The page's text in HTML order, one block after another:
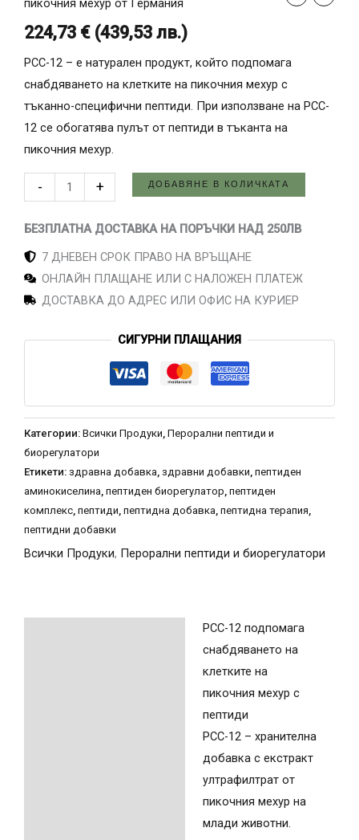
пикочния мехур от Германия
224,73 € (439,53 лв.)
PCC-12 – е натурален продукт, който подпомага
снабдяването на клетките на пикочния мехур с
тъканно-специфични пептиди. При използване на PCC-
12 се обогатява пулът от пептиди в тъканта на
пикочния мехур.
-
PCC-
12
-
Клетъчно
възтановяване
на
мехур
Германия
+ ДОБАВЯНЕ В КОЛИЧКАТА
БЕЗПЛАТНА ДОСТАВКА НА ПОРЪЧКИ НАД 250ЛВ
7 ДНЕВЕН СРОК ПРАВО НА ВРЪЩАНЕ
ОНЛАЙН ПЛАЩАНЕ ИЛИ С НАЛОЖЕН ПЛАТЕЖ
ДОСТАВКА ДО АДРЕС ИЛИ ОФИС НА КУРИЕР
СИГУРНИ ПЛАЩАНИЯ
Категории: Всички Продуки Перорални пептиди и
биорегулатори
Етикети: здравна добавка здравни добавки пептиден
аминокиселина пептиден биорегулатор пептиден
комплекс пептиди пептидна добавка пептидна терапия
пептидни добавки
Всички Продуки, Перорални пептиди и биорегулатори
PCC-12 подпомага
снабдяването на
клетките на
пикочния мехур с
пептиди
PCC-12 – хранителна
добавка с екстракт
ултрафилтрат от
пикочния мехур на
млади животни.